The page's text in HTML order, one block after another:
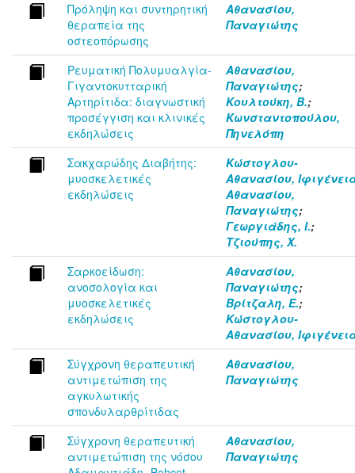
Πρόληψη και συντηρητική
θεραπεία της
οστεοπόρωσης
Αθανασίου,
Παναγιώτης
Ρευματική Πολυμυαλγία-
Γιγαντοκυτταρική
Αρτηρίτιδα: διαγνωστική
προσέγγιση και κλινικές
εκδηλώσεις
Αθανασίου,
Παναγιώτης;
Κουλτούκη, Β.;
Κωνσταντοπούλου,
Πηνελόπη
Σακχαρώδης Διαβήτης:
μυοσκελετικές
εκδηλώσεις
Κώστογλου-
Αθανασίου,
Αθανασίου,
Παναγιώτης;
Γεωργιάδης, Ι.;
Τζιούπης, Χ.
Σαρκοείδωση:
ανοσολογία και
μυοσκελετικές
εκδηλώσεις
Αθανασίου,
Παναγιώτης;
Βρίτζαλη, Ε.;
Κώστογλου-
Αθανασίου,
Σύγχρονη θεραπευτική
αντιμετώπιση της
αγκυλωτικής
σπονδυλαρθρίτιδας
Αθανασίου,
Παναγιώτης
Σύγχρονη θεραπευτική
αντιμετώπιση της νόσου
Αθανασίου,
Παναγιώτης